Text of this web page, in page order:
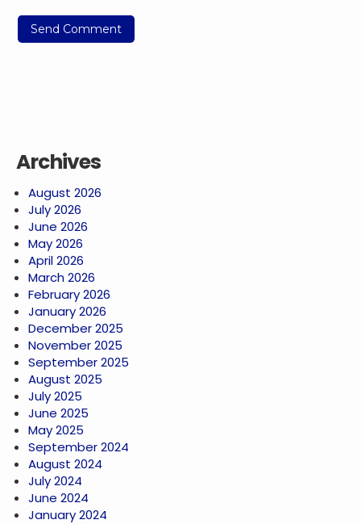
Archives
August 2026
July 2026
June 2026
May 2026
April 2026
March 2026
February 2026
January 2026
December 2025
November 2025
September 2025
August 2025
July 2025
June 2025
May 2025
September 2024
August 2024
July 2024
June 2024
January 2024